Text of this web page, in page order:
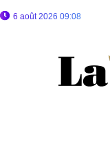
6 août 2026 09:08